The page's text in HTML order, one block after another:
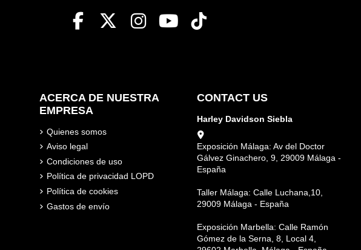
ACERCA DE NUESTRA
EMPRESA
Quienes somos
Aviso legal
Condiciones de uso
Política de privacidad LOPD
Política de cookies
Gastos de envío
CONTACT US
Harley Davidson Siebla
Exposición Málaga: Av del Doctor
Gálvez Ginachero, 9, 29009 Málaga -
España
Taller Málaga: Calle Luchana,10,
29009 Málaga - España
Exposición Marbella: Calle Ramón
Gómez de la Serna, 8, Local 4,